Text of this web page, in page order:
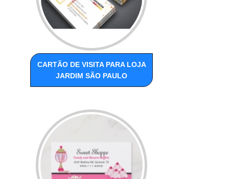
CARTÃO DE VISITA PARA LOJA
JARDIM SÃO PAULO